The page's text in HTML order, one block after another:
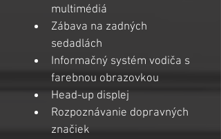
multimédiá
Zábava na zadných
sedadlách
Informačný systém vodiča s
farebnou obrazovkou
Head-up displej
Rozpoznávanie dopravných
značiek